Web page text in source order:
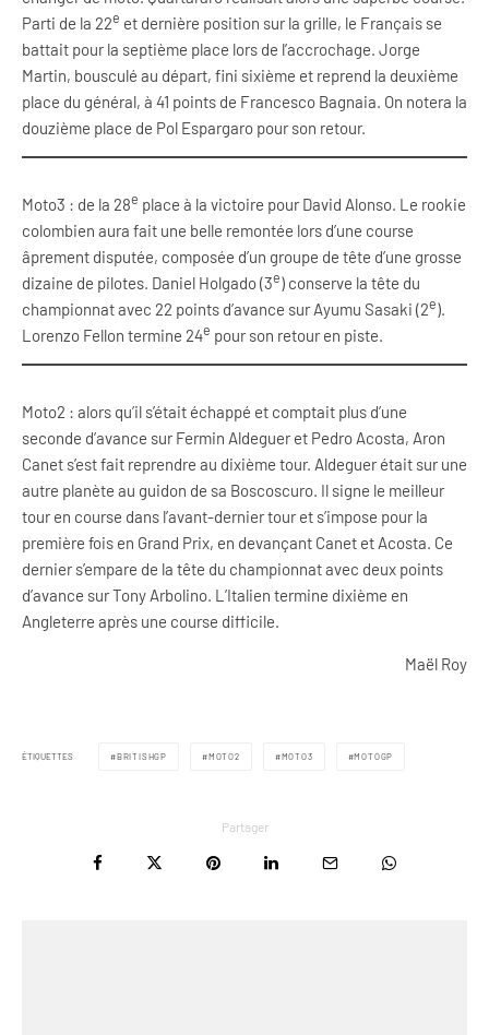
Parti de la 22e et dernière position sur la grille, le Français se
battait pour la septième place lors de l’accrochage. Jorge
Martin, bousculé au départ, fini sixième et reprend la deuxième
place du général, à 41 points de Francesco Bagnaia. On notera la
douzième place de Pol Espargaro pour son retour.
Moto3 : de la 28e place à la victoire pour David Alonso. Le rookie
colombien aura fait une belle remontée lors d’une course
âprement disputée, composée d’un groupe de tête d’une grosse
dizaine de pilotes. Daniel Holgado (3e) conserve la tête du
championnat avec 22 points d’avance sur Ayumu Sasaki (2e).
Lorenzo Fellon termine 24e pour son retour en piste.
Moto2 : alors qu’il s’était échappé et comptait plus d’une
seconde d’avance sur Fermin Aldeguer et Pedro Acosta, Aron
Canet s’est fait reprendre au dixième tour. Aldeguer était sur une
autre planète au guidon de sa Boscoscuro. Il signe le meilleur
tour en course dans l’avant-dernier tour et s’impose pour la
première fois en Grand Prix, en devançant Canet et Acosta. Ce
dernier s’empare de la tête du championnat avec deux points
d’avance sur Tony Arbolino. L’Italien termine dixième en
Angleterre après une course difficile.
Maël Roy
ÉTIQUETTES BRITISHGP MOTO2 MOTO3 MOTOGP
Partager